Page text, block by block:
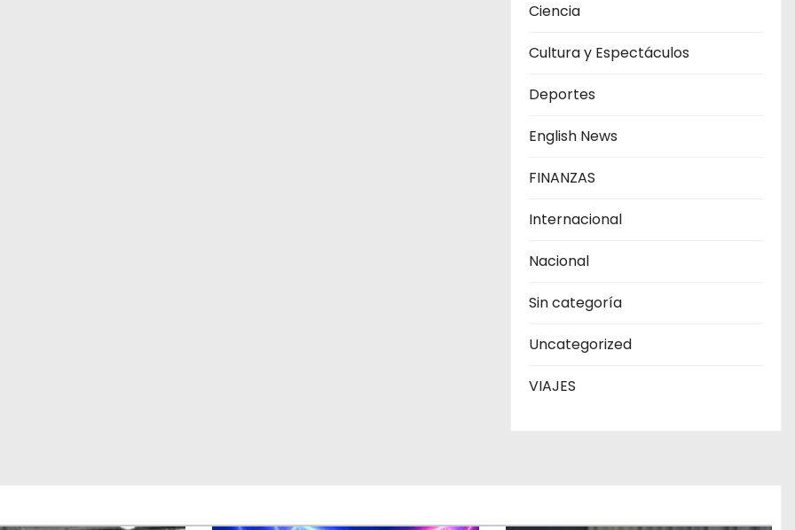
Ciencia
Cultura y Espectáculos
Deportes
English News
FINANZAS
Internacional
Nacional
Sin categoría
Uncategorized
VIAJES